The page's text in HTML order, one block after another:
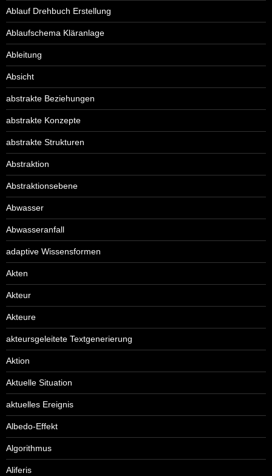
Ablauf Drehbuch Erstellung
Ablaufschema Kläranlage
Ableitung
Absicht
abstrakte Beziehungen
abstrakte Konzepte
abstrakte Strukturen
Abstraktion
Abstraktionsebene
Abwasser
Abwasseranfall
adaptive Wissensformen
Akten
Akteur
Akteure
akteursgeleitete Textgenerierung
Aktion
Aktuelle Situation
aktuelles Ereignis
Albedo-Effekt
Algorithmus
Aliferis